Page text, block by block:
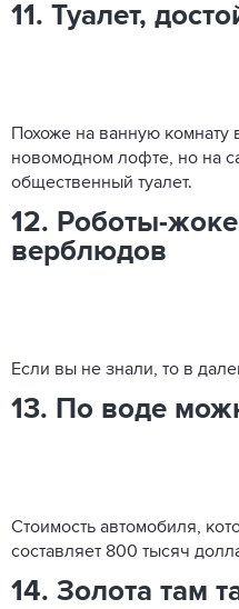
11. Туалет,
Похоже на ванную комнату
новомодном лофте, но на
общественный туалет.
12. Роботы-
верблюдов
Если вы не знали, то в
13. По воде
Стоимость автомобиля,
составляет 800 тысяч
14. Золота там